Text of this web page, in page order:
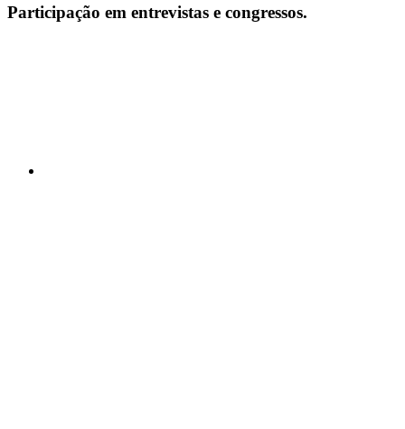
Participação em entrevistas e congressos.